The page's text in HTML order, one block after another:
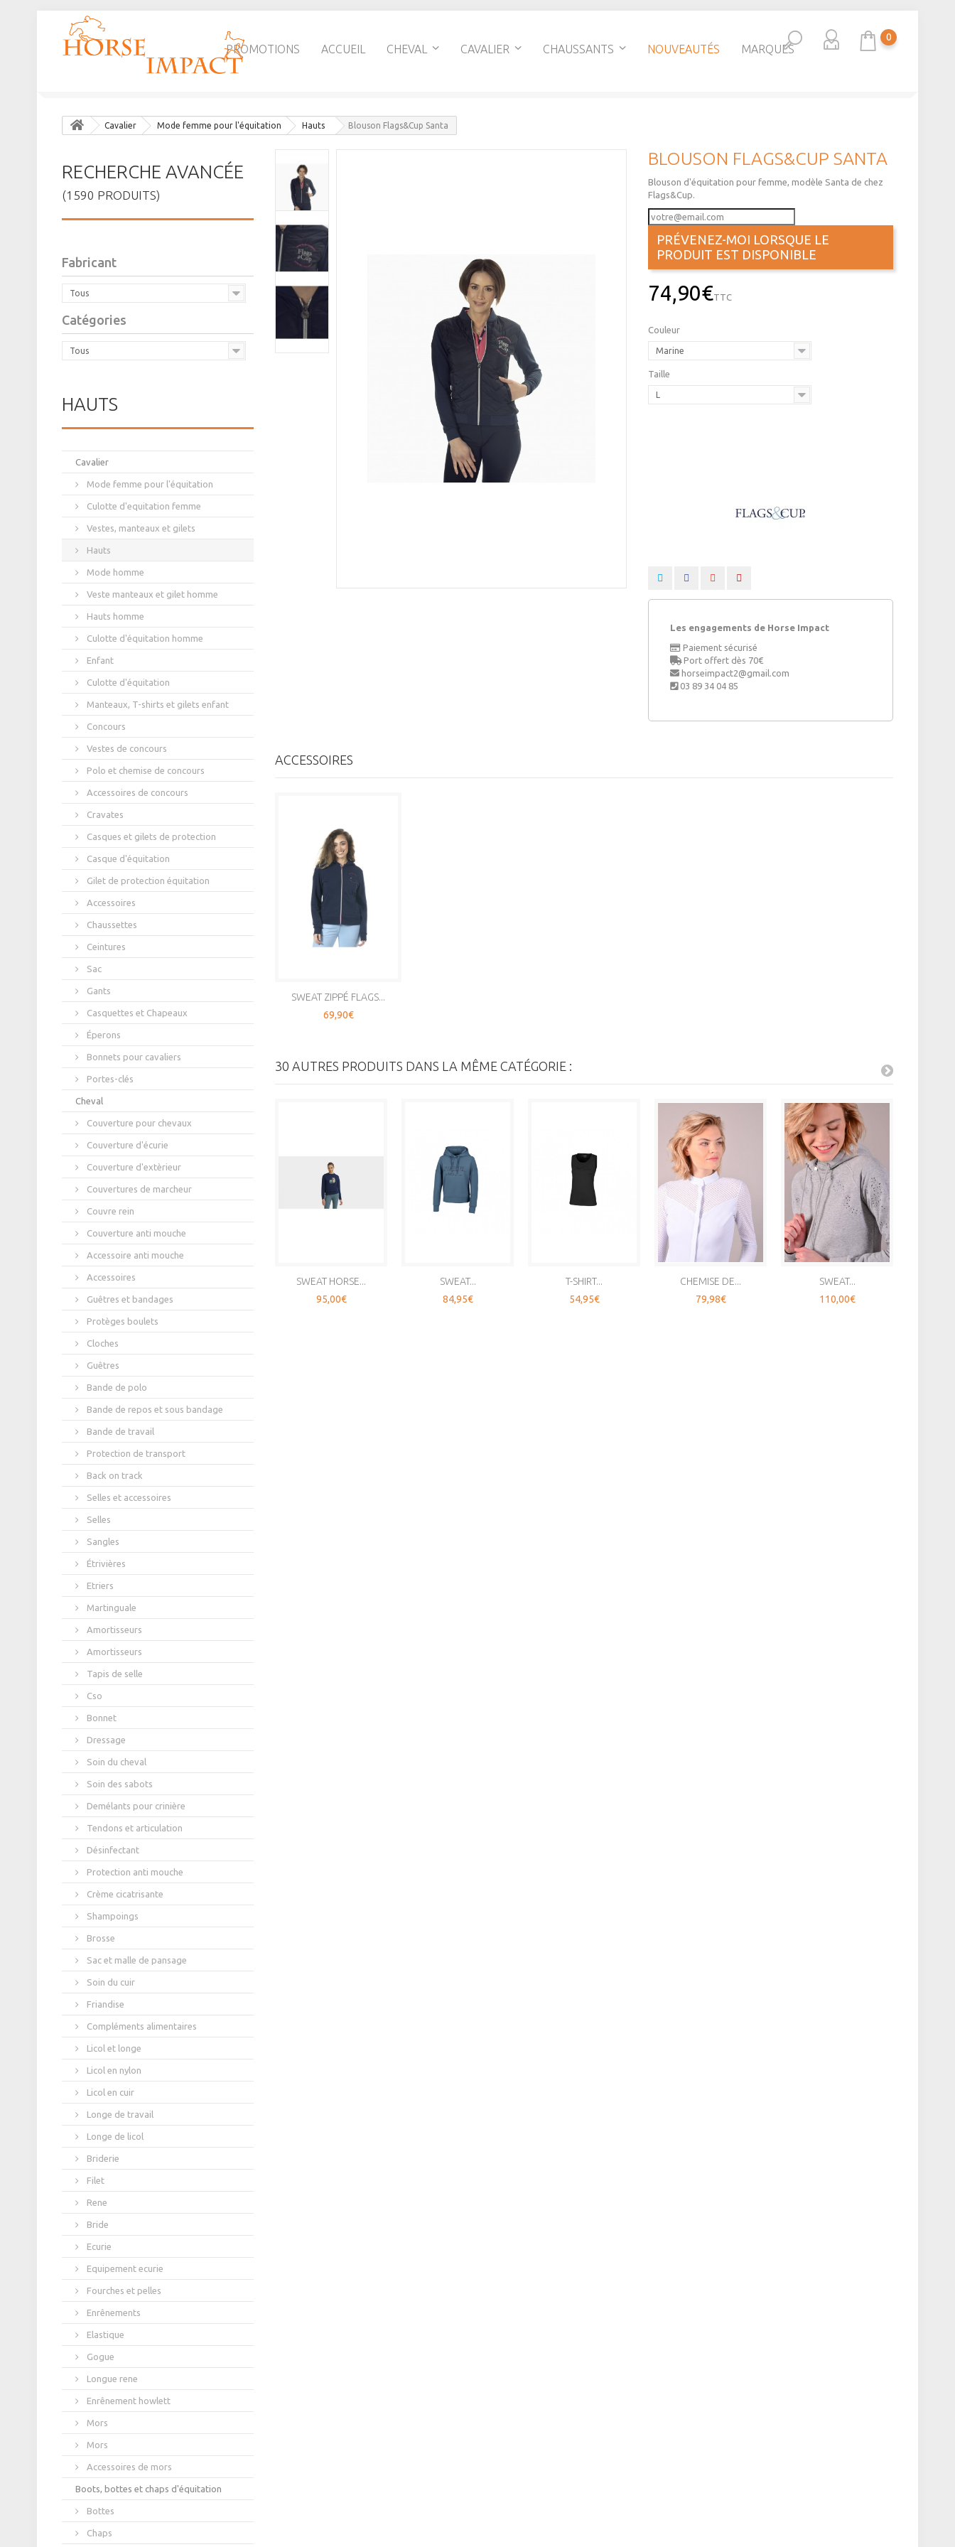
0
PROMOTIONS ACCUEIL CHEVAL CAVALIER CHAUSSANTS NOUVEAUTÉS MARQUES
Cavalier Mode femme pour l'équitation Hauts Blouson Flags&Cup Santa
BLOUSON FLAGS&CUP SANTA
Blouson d'équitation pour femme, modèle Santa de chez
Flags&Cup.
PRÉVENEZ-MOI LORSQUE LE
PRODUIT EST DISPONIBLE
74,90€TTC
Couleur
Marine
Taille
Les engagements de Horse Impact
Paiement sécurisé
Port offert dès 70€
horseimpact2@gmail.com
03 89 34 04 85
ACCESSOIRES
SWEAT ZIPPÉ FLAGS...
69,90€
30 AUTRES PRODUITS DANS LA MÊME CATÉGORIE :
SWEAT HORSE...
95,00€
SWEAT...
84,95€
T-SHIRT...
54,95€
CHEMISE DE...
79,98€
SWEAT...
110,00€
RECHERCHE AVANCÉE
(1590 PRODUITS)
Fabricant
Tous
Catégories
Tous
HAUTS
Cavalier
Mode femme pour l'équitation
Culotte d'equitation femme
Vestes, manteaux et gilets
Hauts
Mode homme
Veste manteaux et gilet homme
Hauts homme
Culotte d'équitation homme
Enfant
Culotte d'équitation
Manteaux, T-shirts et gilets enfant
Concours
Vestes de concours
Polo et chemise de concours
Accessoires de concours
Cravates
Casques et gilets de protection
Casque d'équitation
Gilet de protection équitation
Accessoires
Chaussettes
Ceintures
Sac
Gants
Casquettes et Chapeaux
Éperons
Bonnets pour cavaliers
Portes-clés
Cheval
Couverture pour chevaux
Couverture d'écurie
Couverture d'extèrieur
Couvertures de marcheur
Couvre rein
Couverture anti mouche
Accessoire anti mouche
Accessoires
Guêtres et bandages
Protèges boulets
Cloches
Guêtres
Bande de polo
Bande de repos et sous bandage
Bande de travail
Protection de transport
Back on track
Selles et accessoires
Selles
Sangles
Étrivières
Etriers
Martinguale
Amortisseurs
Amortisseurs
Tapis de selle
Cso
Bonnet
Dressage
Soin du cheval
Soin des sabots
Demélants pour crinière
Tendons et articulation
Désinfectant
Protection anti mouche
Crème cicatrisante
Shampoings
Brosse
Sac et malle de pansage
Soin du cuir
Friandise
Compléments alimentaires
Licol et longe
Licol en nylon
Licol en cuir
Longe de travail
Longe de licol
Briderie
Filet
Rene
Bride
Ecurie
Equipement ecurie
Fourches et pelles
Enrênements
Elastique
Gogue
Longue rene
Enrênement howlett
Mors
Mors
Accessoires de mors
Boots, bottes et chaps d'équitation
Bottes
Chaps